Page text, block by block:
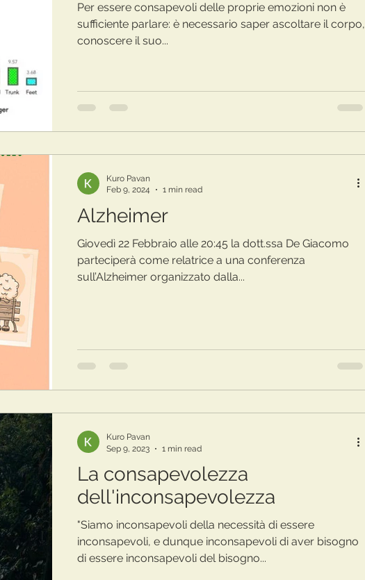
Per essere consapevoli delle proprie emozioni non è
sufficiente parlare: è necessario saper ascoltare il corpo,
conoscere il suo...
Alzheimer
Giovedì 22 Febbraio alle 20:45 la dott.ssa De Giacomo
parteciperà come relatrice a una conferenza
sull’Alzheimer organizzato dalla...
Kuro Pavan
Feb 9, 2024
1 min read
La consapevolezza
dell'inconsapevolezza
"Siamo inconsapevoli della necessità di essere
inconsapevoli, e dunque inconsapevoli di aver bisogno
di essere inconsapevoli del bisogno...
Kuro Pavan
Sep 9, 2023
1 min read